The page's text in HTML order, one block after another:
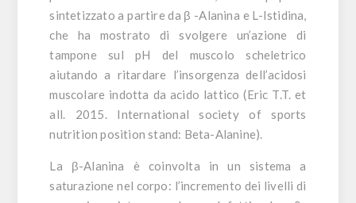
sintetizzato a partire da β -Alanina e L-Istidina,
che ha mostrato di svolgere un’azione di
tampone sul pH del muscolo scheletrico
aiutando a ritardare l’insorgenza dell’acidosi
muscolare indotta da acido lattico (Eric T.T. et
all. 2015. International society of sports
nutrition position stand: Beta-Alanine).
La β-Alanina è coinvolta in un sistema a
saturazione nel corpo: l’incremento dei livelli di